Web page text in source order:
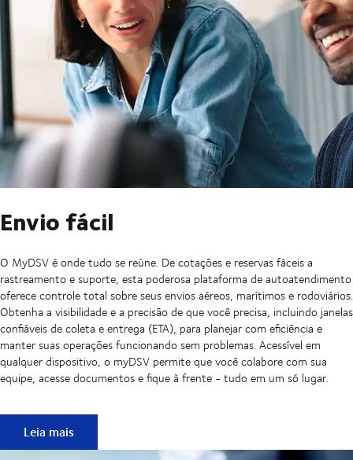
Envio fácil
O MyDSV é onde tudo se reúne. De cotações e reservas fáceis a
rastreamento e suporte, esta poderosa plataforma de autoatendimento
oferece controle total sobre seus envios aéreos, marítimos e rodoviários.
Obtenha a visibilidade e a precisão de que você precisa, incluindo janelas
confiáveis de coleta e entrega (ETA), para planejar com eficiência e
manter suas operações funcionando sem problemas. Acessível em
qualquer dispositivo, o myDSV permite que você colabore com sua
equipe, acesse documentos e fique à frente - tudo em um só lugar.
Envio fácil
Leia mais